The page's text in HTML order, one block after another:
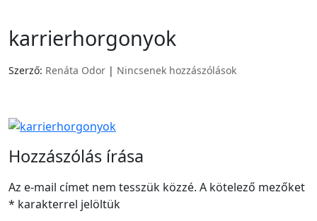
karrierhorgonyok
Szerző: Renáta Odor | Nincsenek hozzászólások
Hozzászólás írása
Az e-mail címet nem tesszük közzé. A kötelező mezőket
* karakterrel jelöltük